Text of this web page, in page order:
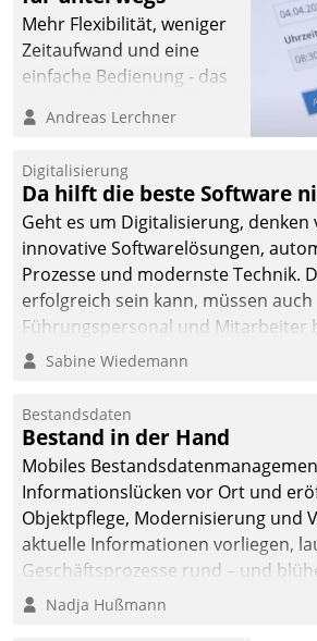
Mehr Flexibilität, weniger
Zeitaufwand und eine
einfache Bedienung - das
Cockpit für mobile
Datatrain. Die meravis
Wohnungsbau- und
Immobilien GmbH hat
sich dabei für den Betrieb
der Lösung über die SAP
Cloud Platform
entschieden - als erstes
Unternehmen am
Andreas Lerchner
Digitalisierung
Da hilft die beste Software
Geht es um Digitalisierung, denken
innovative Softwarelösungen,
Prozesse und modernste Technik.
erfolgreich sein kann, müssen auch
Führungspersonal und Mitarbeiter
verändern und anzupassen, sonst
Sabine Wiedemann
Bestandsdaten
Bestand in der Hand
Mobiles
Informationslücken vor Ort und
Objektpflege, Modernisierung und
aktuelle Informationen vorliegen,
Geschäftsprozesse rund – und
Nadja Hußmann